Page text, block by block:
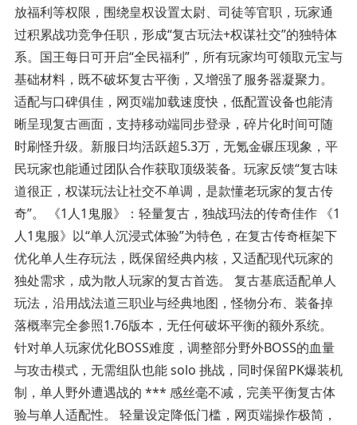
放福利等权限，围绕皇权设置太尉、司徒等官职，玩家通
过积累战功竞争任职，形成“复古玩法+权谋社交”的独特体
系。国王每日可开启“全民福利”，所有玩家均可领取元宝与
基础材料，既不破坏复古平衡，又增强了服务器凝聚力。
适配与口碑俱佳，网页端加载速度快，低配置设备也能清
晰呈现复古画面，支持移动端同步登录，碎片化时间可随
时刷怪升级。新服日均活跃超5.3万，无氪金碾压现象，平
民玩家也能通过团队合作获取顶级装备。玩家反馈“复古味
道很正，权谋玩法让社交不单调，是款懂老玩家的复古传
奇”。 《1人1鬼服》：轻量复古，独战玛法的传奇佳作 《1
人1鬼服》以“单人沉浸式体验”为特色，在复古传奇框架下
优化单人生存玩法，既保留经典内核，又适配现代玩家的
独处需求，成为散人玩家的复古首选。 复古基底适配单人
玩法，沿用战法道三职业与经典地图，怪物分布、装备掉
落概率完全参照1.76版本，无任何破坏平衡的额外系统。
针对单人玩家优化BOSS难度，调整部分野外BOSS的血量
与攻击模式，无需组队也能 solo 挑战，同时保留PK爆装机
制，单人野外遭遇战的 *** 感丝毫不减，完美平衡复古体
验与单人适配性。 轻量设定降低门槛，网页端操作极简，